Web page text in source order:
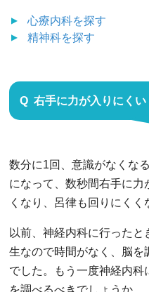
心療内科を探す
精神科を探す
右手に力が入りにく
数分に1回、意識がなくな
になって、数秒間右手に力
くなり、呂律も回りにくく
以前、神経内科に行ったと
生なので時間がなく、脳を
でした。もう一度神経内科
を調べるべきでしょうか。